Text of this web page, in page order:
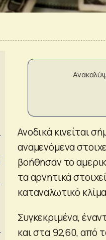
Ανοδικά κινείται
αναμενόμενα
βοήθησαν το
τα αρνητικά
καταναλωτικό
Συγκεκριμένα,
και στα 92,60, από